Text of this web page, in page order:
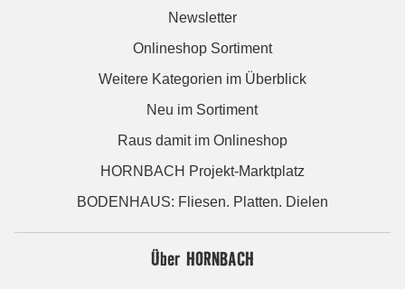
Newsletter
Onlineshop Sortiment
Weitere Kategorien im Überblick
Neu im Sortiment
Raus damit im Onlineshop
HORNBACH Projekt-Marktplatz
BODENHAUS: Fliesen. Platten. Dielen
Über HORNBACH